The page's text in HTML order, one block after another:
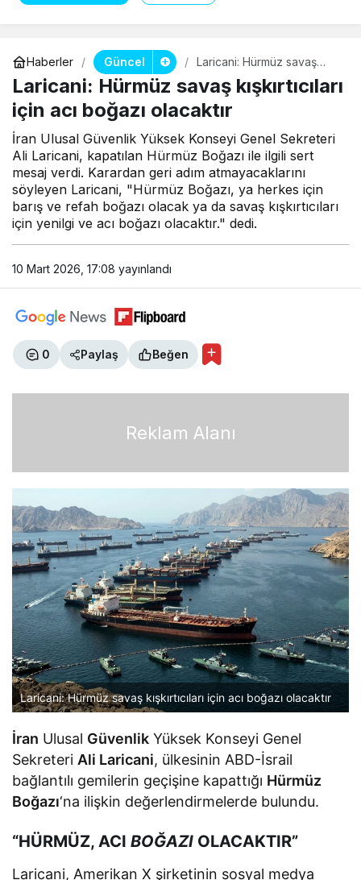
Haberler Güncel
Laricani: Hürmüz savaş
olacaktır
Laricani: Hürmüz savaş kışkırtıcıları
için acı boğazı olacaktır
İran Ulusal Güvenlik Yüksek Konseyi Genel Sekreteri
Ali Laricani, kapatılan Hürmüz Boğazı ile ilgili sert
mesaj verdi. Karardan geri adım atmayacaklarını
söyleyen Laricani, "Hürmüz Boğazı, ya herkes için
barış ve refah boğazı olacak ya da savaş kışkırtıcıları
için yenilgi ve acı boğazı olacaktır." dedi.
10 Mart 2026, 17:08 yayınlandı
0 Paylaş Beğen
Reklam Alanı
Laricani: Hürmüz savaş kışkırtıcıları için acı boğazı olacaktır
İran Ulusal Güvenlik Yüksek Konseyi Genel
SekreteriAli Laricani, ülkesinin ABD-İsrail
bağlantılı gemilerin geçişine kapattığı Hürmüz
Boğazı‘na ilişkin değerlendirmelerde bulundu.
“HÜRMÜZ, ACI BOĞAZI OLACAKTIR”
Laricani, Amerikan X şirketinin sosyal medya